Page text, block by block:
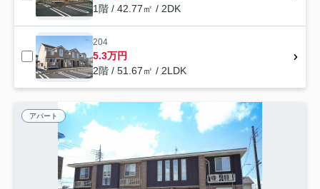
1階 / 42.77㎡ / 2DK
204
5.3万円
2階 / 51.67㎡ / 2LDK
アパート